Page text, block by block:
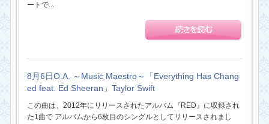
ートで...
8月6日O.A. ～Music Maestro～「Everything Has Chang
ed feat. Ed Sheeran」Taylor Swift
この曲は、2012年にリリースされたアルバム『RED』に収録され
た1曲で アルバムから6枚目のシングルとしてリリースされまし